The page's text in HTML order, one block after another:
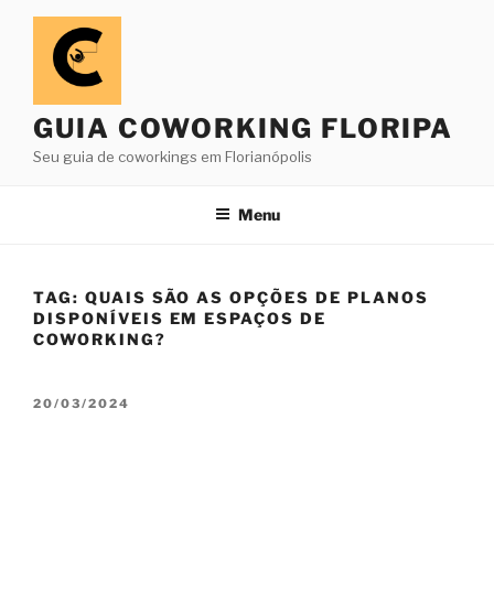
Pular
conteúdo
GUIA COWORKING FLORIPA
Seu guia de coworkings em Florianópolis
Menu
TAG: QUAIS SÃO AS OPÇÕES DE PLANOS
DISPONÍVEIS EM ESPAÇOS DE
COWORKING?
PUBLICADO
20/03/2024